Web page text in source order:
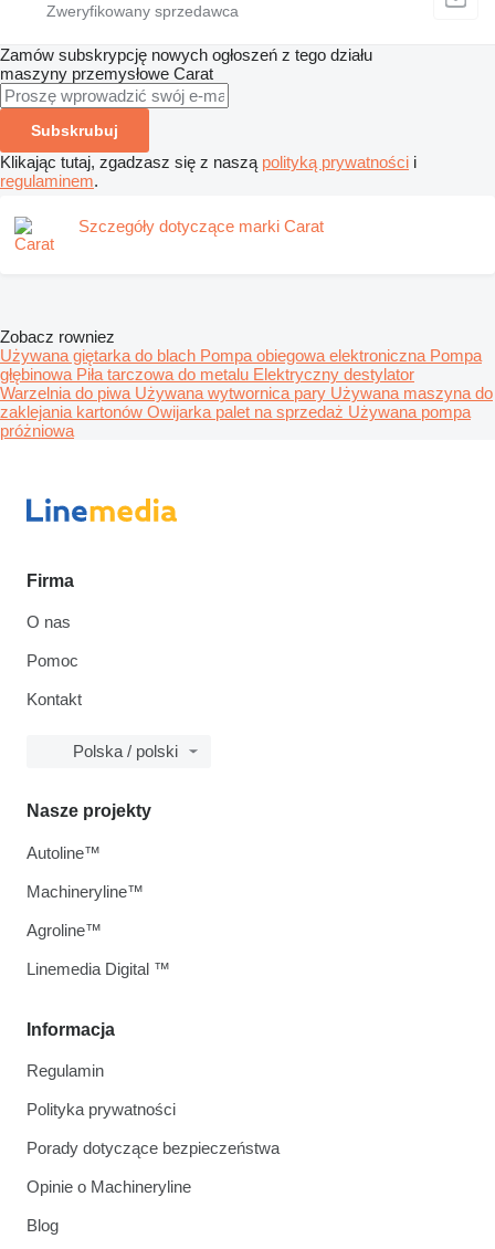
Zamów subskrypcję nowych ogłoszeń z tego działu
maszyny przemysłowe Carat
Subskrubuj
Klikając tutaj, zgadzasz się z naszą polityką prywatności i
regulaminem.
Szczegóły dotyczące marki Carat
Zobacz rowniez
Używana giętarka do blach Pompa obiegowa elektroniczna Pompa
głębinowa Piła tarczowa do metalu Elektryczny destylator
Warzelnia do piwa Używana wytwornica pary Używana maszyna do
zaklejania kartonów Owijarka palet na sprzedaż Używana pompa
próżniowa
Firma
O nas
Pomoc
Kontakt
Polska / polski
Informacja
Regulamin
Polityka prywatności
Porady dotyczące bezpieczeństwa
Opinie o Machineryline
Blog
Nasze projekty
Autoline™
Machineryline™
Agroline™
Linemedia Digital ™